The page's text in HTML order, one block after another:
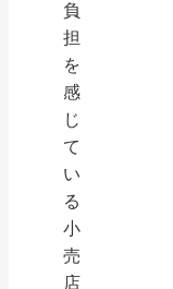
負
担
を
感
じ
て
い
る
小
売
店